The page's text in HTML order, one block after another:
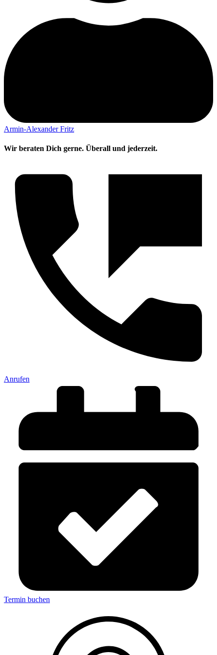
Armin-Alexander Fritz
Wir beraten Dich gerne. Überall und jederzeit.
Anrufen
Termin buchen